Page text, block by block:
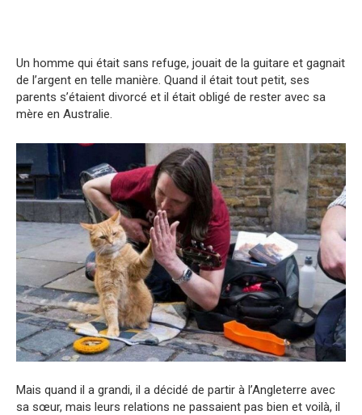
Un homme qui était sans refuge, jouait de la guitare et gagnait
de l’argent en telle manière. Quand il était tout petit, ses
parents s’étaient divorcé et il était obligé de rester avec sa
mère en Australie.
Mais quand il a grandi, il a décidé de partir à l’Angleterre avec
sa sœur, mais leurs relations ne passaient pas bien et voilà, il